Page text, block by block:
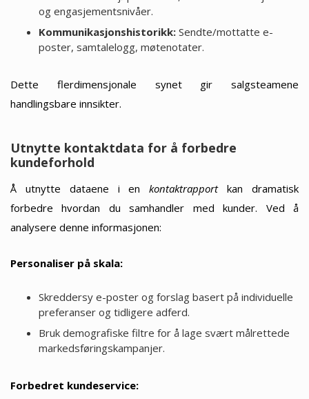
og engasjementsnivåer.
Kommunikasjonshistorikk:Sendte/mottatte e-
poster, samtalelogg, møtenotater.
Dette flerdimensjonale synet gir salgsteamene
handlingsbare innsikter.
Utnytte kontaktdata for å forbedre
kundeforhold
Å utnytte dataene i enkontaktrapportkan dramatisk
forbedre hvordan du samhandler med kunder. Ved å
analysere denne informasjonen:
Personaliser på skala:
Skreddersy e-poster og forslag basert på individuelle
preferanser og tidligere adferd.
Bruk demografiske filtre for å lage svært målrettede
markedsføringskampanjer.
Forbedret kundeservice: